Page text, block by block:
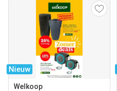
Nieuw
Welkoop